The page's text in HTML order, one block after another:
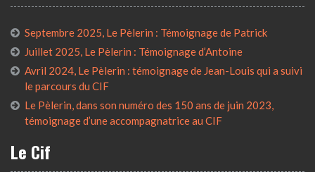
Septembre 2025, Le Pèlerin : Témoignage de Patrick
Juillet 2025, Le Pèlerin : Témoignage d’Antoine
Avril 2024, Le Pèlerin : témoignage de Jean-Louis qui a suivi
le parcours du CIF
Le Pèlerin, dans son numéro des 150 ans de juin 2023,
témoignage d’une accompagnatrice au CIF
Le Cif